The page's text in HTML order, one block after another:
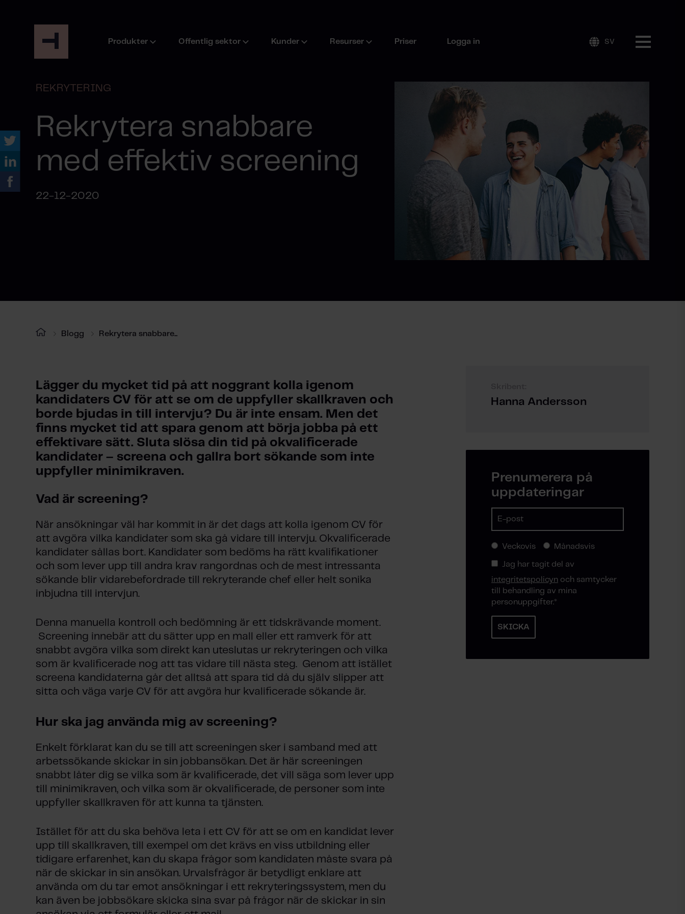
Produkter Offentlig sektor Kunder Resurser Priser Logga in SV
REKRYTERING
Rekrytera snabbare
med effektiv screening
22-12-2020
Blogg Rekrytera snabbare...
Lägger du mycket tid på att noggrant kolla igenom
kandidaters CV för att se om de uppfyller skallkraven och
borde bjudas in till intervju? Du är inte ensam. Men det
finns mycket tid att spara genom att börja jobba på ett
effektivare sätt. Sluta slösa din tid på okvalificerade
kandidater – screena och gallra bort sökande som inte
uppfyller minimikraven.
Vad är screening?
När ansökningar väl har kommit in är det dags att kolla igenom CV för
att avgöra vilka kandidater som ska gå vidare till intervju. Okvalificerade
kandidater sållas bort. Kandidater som bedöms ha rätt kvalifikationer
och som lever upp till andra krav rangordnas och de mest intressanta
sökande blir vidarebefordrade till rekryterande chef eller helt sonika
inbjudna till intervjun.
Denna manuella kontroll och bedömning är ett tidskrävande moment.
Screening innebär att du sätter upp en mall eller ett ramverk för att
snabbt avgöra vilka som direkt kan uteslutas ur rekryteringen och vilka
som är kvalificerade nog att tas vidare till nästa steg. Genom att istället
screena kandidaterna går det alltså att spara tid då du själv slipper att
sitta och väga varje CV för att avgöra hur kvalificerade sökande är.
Hur ska jag använda mig av screening?
Enkelt förklarat kan du se till att screeningen sker i samband med att
arbetssökande skickar in sin jobbansökan. Det är här screeningen
snabbt låter dig se vilka som är kvalificerade, det vill säga som lever upp
till minimikraven, och vilka som är okvalificerade, de personer som inte
uppfyller skallkraven för att kunna ta tjänsten.
Istället för att du ska behöva leta i ett CV för att se om en kandidat lever
upp till skallkraven, till exempel om det krävs en viss utbildning eller
tidigare erfarenhet, kan du skapa frågor som kandidaten måste svara på
när de skickar in sin ansökan. Urvalsfrågor är betydligt enklare att
använda om du tar emot ansökningar i ett rekryteringssystem, men du
kan även be jobbsökare skicka sina svar på frågor när de skickar in sin
Hanna Andersson
Prenumerera på
uppdateringar
Veckovis Månadsvis
Jag har tagit del av
integritetspolicyn och samtycker
till behandling av mina
personuppgifter.*